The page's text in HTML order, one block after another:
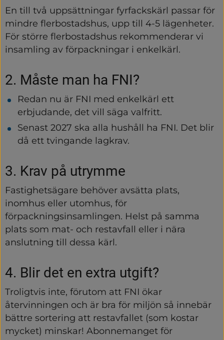
En till två uppsättningar fyrfackskärl passar för
mindre flerbostadshus, upp till 4-5 lägenheter.
För större flerbostadshus rekommenderar vi
insamling av förpackningar i enkelkärl.
2. Måste man ha FNI?
Redan nu är FNI med enkelkärl ett
erbjudande, det vill säga valfritt.
Senast 2027 ska alla hushåll ha FNI. Det blir
då ett tvingande lagkrav.
3. Krav på utrymme
Fastighetsägare behöver avsätta plats,
inomhus eller utomhus, för
förpackningsinsamlingen. Helst på samma
plats som mat- och restavfall eller i nära
anslutning till dessa kärl.
4. Blir det en extra utgift?
Troligtvis inte, förutom att FNI ökar
återvinningen och är bra för miljön så innebär
bättre sortering att restavfallet (som kostar
mycket) minskar! Abonnemanget för